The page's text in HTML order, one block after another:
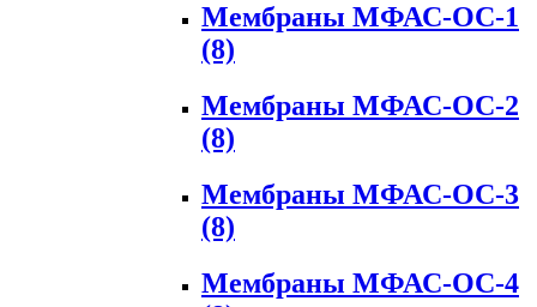
Мембраны МФАС-ОС-1
(8)
Мембраны МФАС-ОС-2
(8)
Мембраны МФАС-ОС-3
(8)
Мембраны МФАС-ОС-4